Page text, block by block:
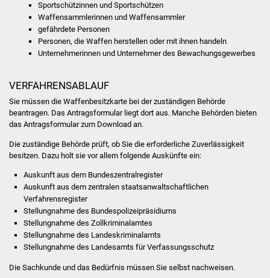
Veranstaltungen
Stadtfest
Einrichtungen
Stadtbücherei
Stadtarchiv
Zehntscheuer
Bürgerhaus
Kulturhalle
Sportschützinnen und Sportschützen
Waffensammlerinnen und Waffensammler
gefährdete Personen
Personen, die Waffen herstellen oder mit ihnen handeln
Unternehmerinnen und Unternehmer des Bewachungsgewerbes
VERFAHRENSABLAUF
Sie müssen die Waffenbesitzkarte bei der zuständigen Behörde
beantragen. Das Antragsformular liegt dort aus. Manche Behörden bieten
das Antragsformular zum Download an.
Die zuständige Behörde prüft, ob Sie die erforderliche Zuverlässigkeit
besitzen. Dazu holt sie vor allem folgende Auskünfte ein:
Auskunft aus dem Bundeszentralregister
Auskunft aus dem zentralen staatsanwaltschaftlichen
Verfahrensregister
Stellungnahme des Bundespolizeipräsidiums
Stellungnahme des Zollkriminalamtes
Stellungnahme des Landeskriminalamts
Stellungnahme des Landesamts für Verfassungsschutz
Die Sachkunde und das Bedürfnis müssen Sie selbst nachweisen.